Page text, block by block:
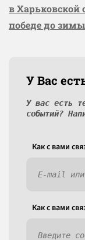
в Харьковской
победе до зимы
У Вас
У вас есть
событий?
Как c вами
Как c вами